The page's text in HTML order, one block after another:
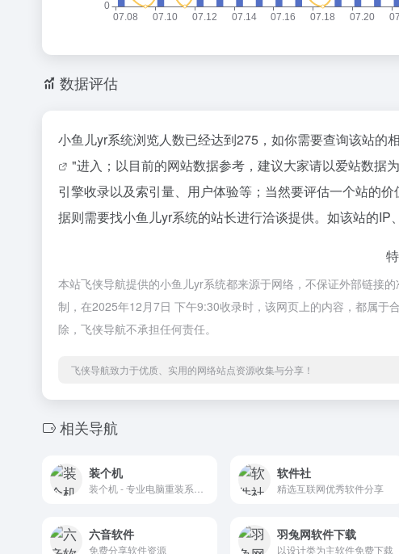
数据评估
小鱼儿yr系统浏览人数已经达到275，如你需要查询该站的
"进入；以目前的网站数据参考，建议大家请以爱站数据
引擎收录以及索引量、用户体验等；当然要评估一个站的
据则需要找小鱼儿yr系统的站长进行洽谈提供。如该站的IP
本站飞侠导航提供的小鱼儿yr系统都来源于网络，不保证外部链接
制，在2025年12月7日 下午9:30收录时，该网页上的内容，都属于
除，飞侠导航不承担任何责任。
飞侠导航致力于优质、实用的网络站点资源收集与分享！
相关导航
装个机 软件社
精选互联网优秀软件分享
六音软件
免费分享软件资源
羽兔网软件下载
以设计类为主软件免费下载